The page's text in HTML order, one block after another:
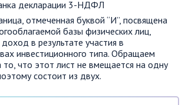
отмеченная буквой “И”, посвящена
базы физических лиц,
в результате участия в
инвестиционного типа. Обращаем
то, что этот лист не вмещается на одну
состоит из двух.